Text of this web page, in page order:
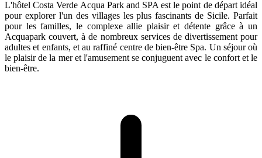
L'hôtel Costa Verde Acqua Park and SPA est le point de départ idéal
pour explorer l'un des villages les plus fascinants de Sicile. Parfait
pour les familles, le complexe allie plaisir et détente grâce à un
Acquapark couvert, à de nombreux services de divertissement pour
adultes et enfants, et au raffiné centre de bien-être Spa. Un séjour où
le plaisir de la mer et l'amusement se conjuguent avec le confort et le
bien-être.